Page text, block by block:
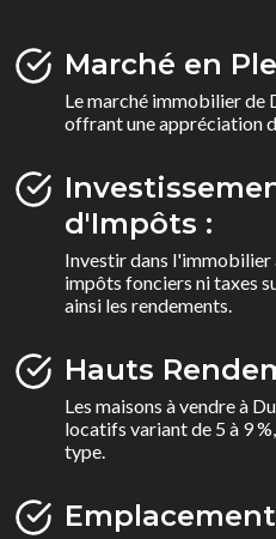
Marché en
Le marché immobilier de
offrant une appréciation
d'Impôts :
Investir dans l'immobilier
impôts fonciers ni taxes
ainsi les rendements.
Hauts
Les maisons à vendre à
locatifs variant de 5 à 9
type.